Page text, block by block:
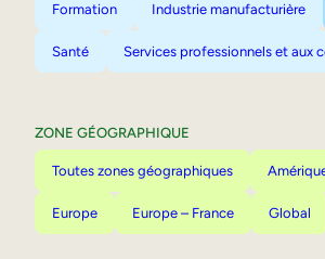
Formation Industrie manufacturière
Santé Services professionnels et aux
ZONE GÉOGRAPHIQUE
Toutes zones géographiques
Europe Europe – France Global